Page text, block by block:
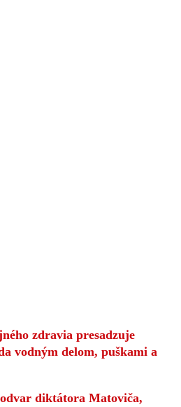
zdravia presadzuje
vodným delom, puškami a
diktátora Matoviča,